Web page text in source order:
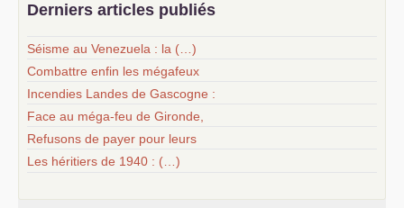
Derniers articles publiés
Séisme au Venezuela : la (…)
Combattre enfin les mégafeux
Incendies Landes de Gascogne :
Face au méga-feu de Gironde,
Refusons de payer pour leurs
Les héritiers de 1940 : (…)